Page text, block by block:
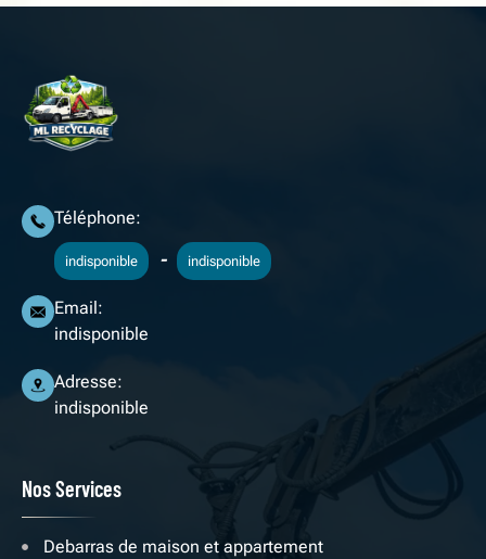
Téléphone:
indisponible - indisponible
Email:
indisponible
Adresse:
indisponible
Nos Services
Debarras de maison et appartement